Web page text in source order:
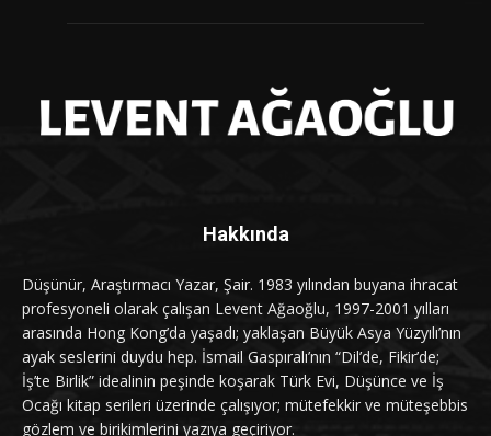
Hakkında
Düşünür, Araştırmacı Yazar, Şair. 1983 yılından buyana ihracat
profesyoneli olarak çalışan Levent Ağaoğlu, 1997-2001 yılları
arasında Hong Kong’da yaşadı; yaklaşan Büyük Asya Yüzyılı’nın
ayak seslerini duydu hep. İsmail Gaspıralı’nın “Dil’de, Fikir’de;
İş’te Birlik” idealinin peşinde koşarak Türk Evi, Düşünce ve İş
Ocağı kitap serileri üzerinde çalışıyor; mütefekkir ve müteşebbis
gözlem ve birikimlerini yazıya geçiriyor.